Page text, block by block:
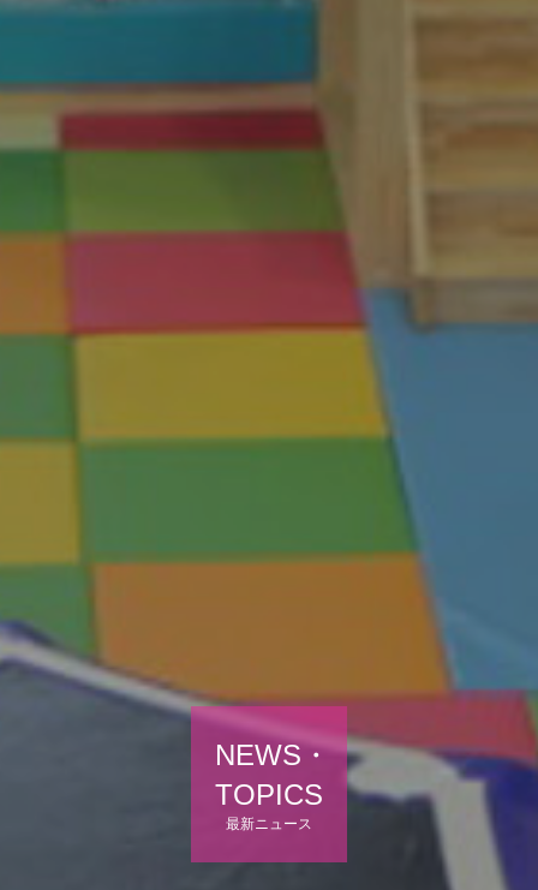
NEWS・
TOPICS
最新ニュース